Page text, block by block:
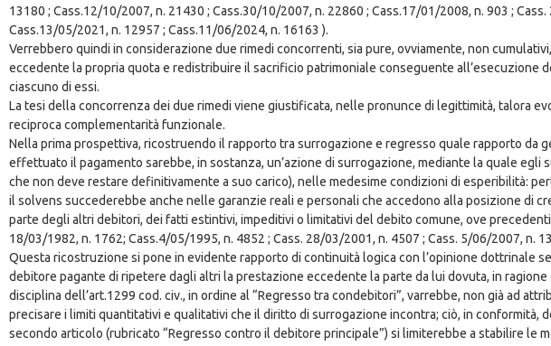
13180 ; Cass.12/10/2007, n. 21430 ; Cass.30/10/2007, n. 22860 ; Cass.17/01/2008, n. 903 ;
Cass.13/05/2021, n. 12957 ; Cass.11/06/2024, n. 16163 ).
Verrebbero quindi in considerazione due rimedi concorrenti, sia pure, ovviamente, non
eccedente la propria quota e redistribuire il sacrificio patrimoniale conseguente
ciascuno di essi.
La tesi della concorrenza dei due rimedi viene giustificata, nelle pronunce di legittimità, talora
reciproca complementarità funzionale.
Nella prima prospettiva, ricostruendo il rapporto tra surrogazione e regresso quale rapporto da
effettuato il pagamento sarebbe, in sostanza, un’azione di surrogazione, mediante la quale
che non deve restare definitivamente a suo carico), nelle medesime condizioni di esperibilità:
il solvens succederebbe anche nelle garanzie reali e personali che accedono alla posizione di
parte degli altri debitori, dei fatti estintivi, impeditivi o limitativi del debito comune, ove
18/03/1982, n. 1762; Cass.4/05/1995, n. 4852 ; Cass. 28/03/2001, n. 4507 ; Cass. 5/06/2007, n.
Questa ricostruzione si pone in evidente rapporto di continuità logica con l’opinione dottrinale
debitore pagante di ripetere dagli altri la prestazione eccedente la parte da lui dovuta, in
disciplina dell’art.1299 cod. civ., in ordine al “Regresso tra condebitori”, varrebbe, non già ad
precisare i limiti quantitativi e qualitativi che il diritto di surrogazione incontra; ciò, in conformità,
secondo articolo (rubricato “Regresso contro il debitore principale”) si limiterebbe a stabilire le